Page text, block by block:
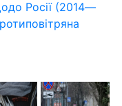
Росії (2014—